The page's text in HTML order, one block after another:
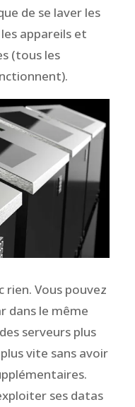
de se laver les
appareils et
(tous les
rien. Vous pouvez
dans le même
serveurs plus
vite sans avoir
ses datas